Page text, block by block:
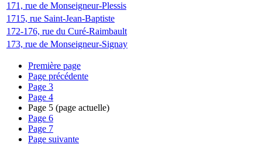
171, rue de Monseigneur-Plessis
1715, rue Saint-Jean-Baptiste
172-176, rue du Curé-Raimbault
173, rue de Monseigneur-Signay
Première page
Page précédente
Page 3
Page 4
Page 5 (page actuelle)
Page 6
Page 7
Page suivante